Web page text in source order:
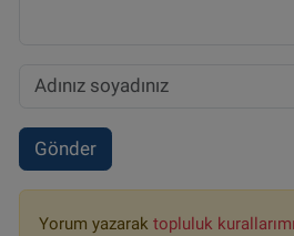
Gönder
Yorum yazarak topluluk